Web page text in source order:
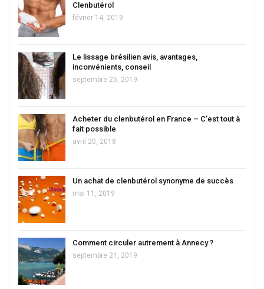
Clenbutérol
février 14, 2019
Le lissage brésilien avis, avantages,
inconvénients, conseil
septembre 25, 2019
Acheter du clenbutérol en France – C’est tout à
fait possible
avril 20, 2018
Un achat de clenbutérol synonyme de succès
mai 11, 2019
Comment circuler autrement à Annecy ?
septembre 21, 2019